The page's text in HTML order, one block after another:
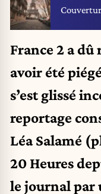
France 2 a
avoir été
s’est glissé
reportage
Léa Salamé
20 Heures
le journal par